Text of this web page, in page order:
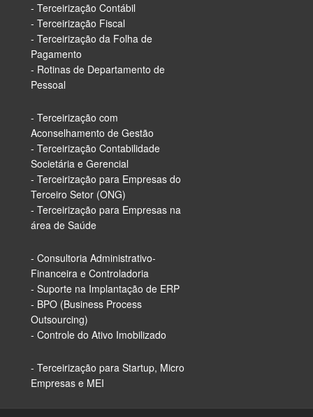
- Terceirização Contábil
- Terceirização Fiscal
- Terceirização da Folha de
Pagamento
- Rotinas de Departamento de
Pessoal
- Terceirização com
Aconselhamento de Gestão
- Terceirização Contabilidade
Societária e Gerencial
- Terceirização para Empresas do
Terceiro Setor (ONG)
- Terceirização para Empresas na
área de Saúde
- Consultoria Administrativo-
Financeira e Controladoria
- Suporte na Implantação de ERP
- BPO (Business Process
Outsourcing)
- Controle do Ativo Imobilizado
- Terceirização para Startup, Micro
Empresas e MEI